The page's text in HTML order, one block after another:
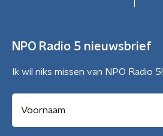
NPO Radio 5 nieuwsbrief
Ik wil niks missen van NPO Radio 5!